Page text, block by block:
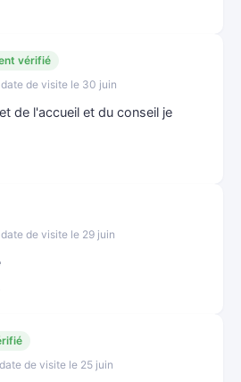
vérifié
de visite le 30 juin
de l'accueil et du conseil je
de visite le 29 juin
de visite le 25 juin